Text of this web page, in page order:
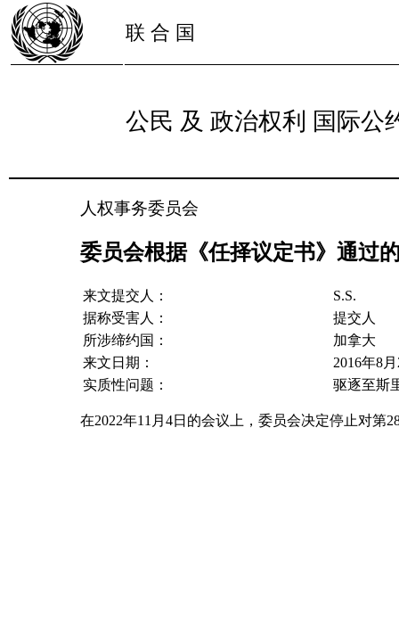
联 合 国
公民 及 政治权利 国际公
人权事务委员会
委员会根据《任择议定书》通过
来文提交人：
S.S.
据称受害人：
提交人
所涉缔约国：
加拿大
来文日期：
2016年8
实质性问题：
驱逐至斯
在2022年11月4日的会议上，委员会决定停止对第